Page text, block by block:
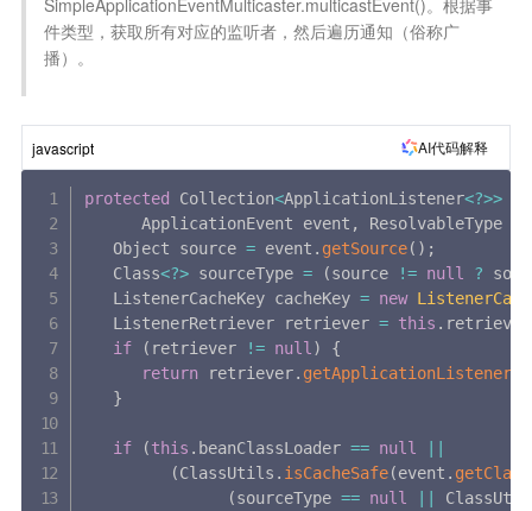
件类型，获取所有对应的监听者，然后遍历通知（俗称广
播）。
javascript AI代码解释
protected Collection<ApplicationListener<?>>
ApplicationEvent event ,
ResolvableType
   Object source
= event . getSource( ) ;
   Class
<?> sourceType = (source != null ?
   ListenerCacheKey cacheKey
= new
   ListenerRetriever retriever
= this .
if
( retriever != null )
{
return retriever. getApplicationListeners
}
if (this . beanClassLoader == null
||
(ClassUtils . isCacheSafe(event . getClass
(sourceType == null ||